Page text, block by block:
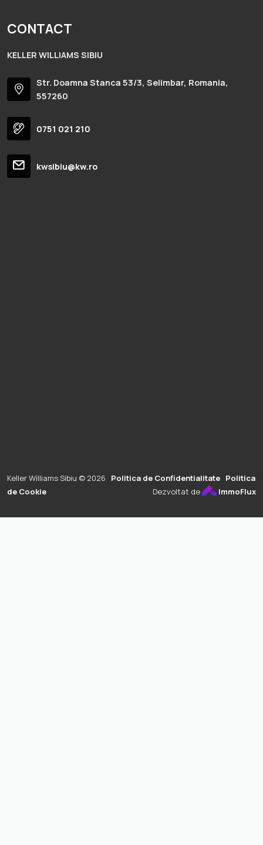
CONTACT
KELLER WILLIAMS SIBIU
Str. Doamna Stanca 53/3, Selimbar, Romania,
557260
0751 021 210
kwsibiu@kw.ro
Keller Williams Sibiu © 2026 Politica de Confidentialitate Politica
de Cookie
Dezvoltat de ImmoFlux